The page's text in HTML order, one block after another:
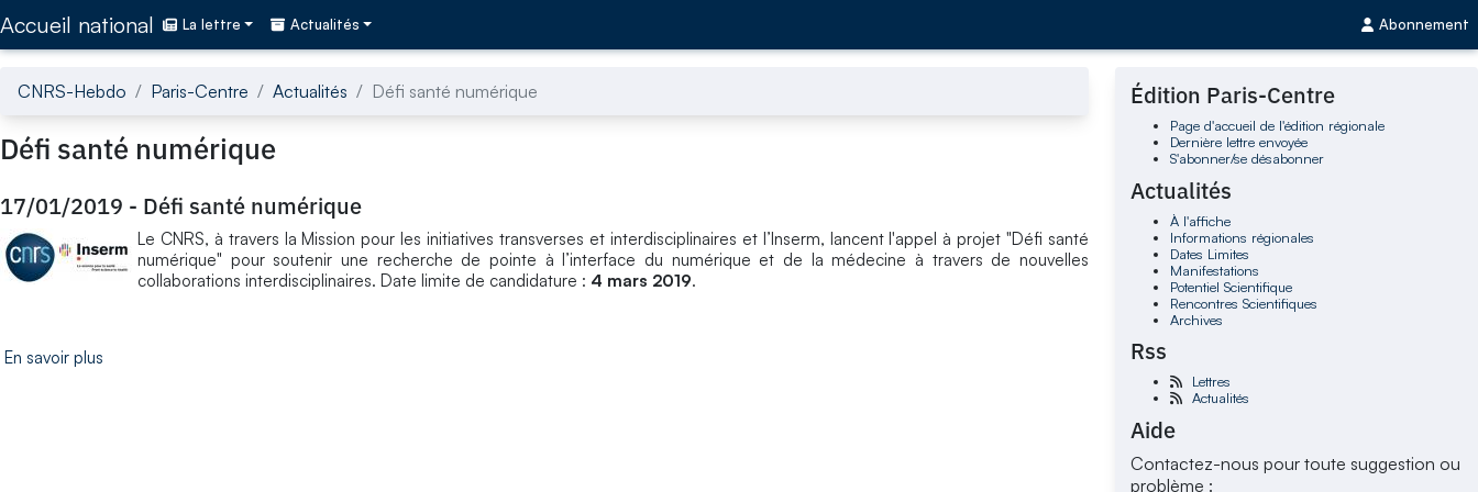
Accueil national La lettre Actualités Abonnement
CNRS-Hebdo Paris-Centre Actualités Défi santé numérique
Défi santé numérique
17/01/2019 - Défi santé numérique
Le CNRS, à travers la Mission pour les initiatives transverses et interdisciplinaires et l’Inserm, lancent l'appel à projet "Défi santé
numérique" pour soutenir une recherche de pointe à l’interface du numérique et de la médecine à travers de nouvelles
collaborations interdisciplinaires. Date limite de candidature : 4 mars 2019.
En savoir plus
Édition Paris-Centre
Page d'accueil de l'édition régionale
Dernière lettre envoyée
S'abonner/se désabonner
Actualités
À l'affiche
Informations régionales
Dates Limites
Manifestations
Potentiel Scientifique
Rencontres Scientifiques
Archives
Rss
Lettres
Actualités
Aide
Contactez-nous pour toute suggestion ou
problème :